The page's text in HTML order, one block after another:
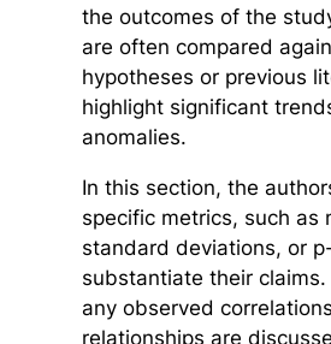
the outcomes of the
are often compared
hypotheses or previous
highlight significant
anomalies.
In this section, the
specific metrics, such as
standard deviations, or
substantiate their
any observed
relationships are